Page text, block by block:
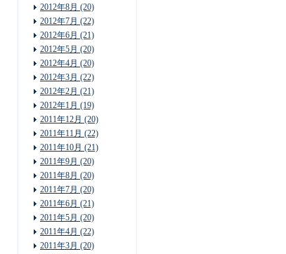
2012年8月 (20)
2012年7月 (22)
2012年6月 (21)
2012年5月 (20)
2012年4月 (20)
2012年3月 (22)
2012年2月 (21)
2012年1月 (19)
2011年12月 (20)
2011年11月 (22)
2011年10月 (21)
2011年9月 (20)
2011年8月 (20)
2011年7月 (20)
2011年6月 (21)
2011年5月 (20)
2011年4月 (22)
2011年3月 (20)